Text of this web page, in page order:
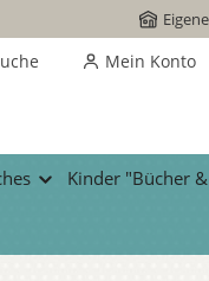
Mein Konto
Kinder "Bücher